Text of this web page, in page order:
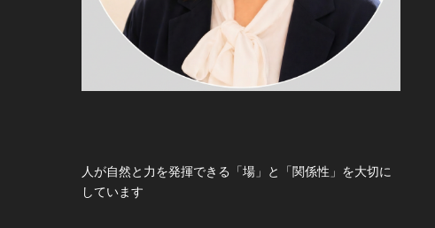
人が自然と力を発揮できる「場」と「関係性」を大切に
しています